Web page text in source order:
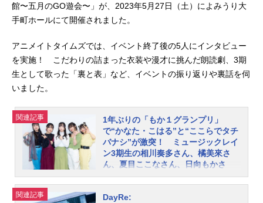
館〜五⽉のGO遊会〜」が、2023年5月27日（土）によみうり大
手町ホールにて開催されました。
アニメイトタイムズでは、イベント終了後の5人にインタビュー
を実施！ こだわりの詰まった衣装や漫才に挑んだ朗読劇、3期
生として歌った「裏と表」など、イベントの振り返りや裏話を伺
いました。
関連記事
1年ぶりの「もか１グランプリ」
で“かなた・こはる”と“ここらでタチ
バナシ”が激突！ ミュージックレイ
ン3期生の相川奏多さん、橘美來さ
ん、夏目ここなさん、日向もかさ
ん、宮沢小春さんによる『日々荘3号
館〜五⽉のGO遊会〜』夜の部をレポ
ート
関連記事
DayRe: